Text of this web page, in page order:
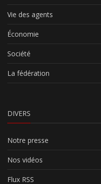
Vie des agents
Économie
Société
La fédération
DIVERS
Notre presse
Nos vidéos
Flux RSS